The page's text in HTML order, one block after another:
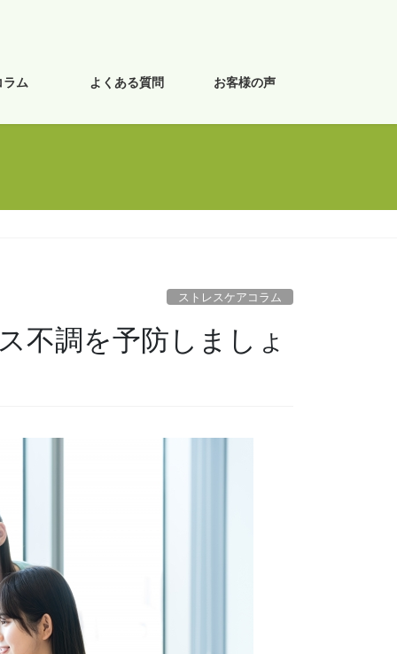
ラム よくある質問 お客様の声
ストレスケアコラム
不調を予防しましょ